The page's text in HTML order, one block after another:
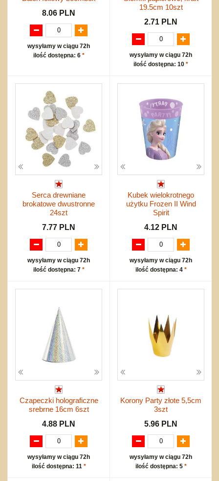
8.06 PLN
wysyłamy w ciągu 72h
ilość dostępna: 6 *
19.5cm 10szt
2.71 PLN
wysyłamy w ciągu 72h
ilość dostępna: 10 *
Serca drewniane
brokatowe dwustronne
24szt
7.77 PLN
wysyłamy w ciągu 72h
ilość dostępna: 7 *
Kubek wielokrotnego
użytku Frozen II Wind
Spirit
4.12 PLN
wysyłamy w ciągu 72h
ilość dostępna: 4 *
Czapeczki holograficzne
srebrne 16cm 6szt
4.88 PLN
wysyłamy w ciągu 72h
ilość dostępna: 11 *
Korony Party złote 5,5cm
3szt
5.96 PLN
wysyłamy w ciągu 72h
ilość dostępna: 5 *